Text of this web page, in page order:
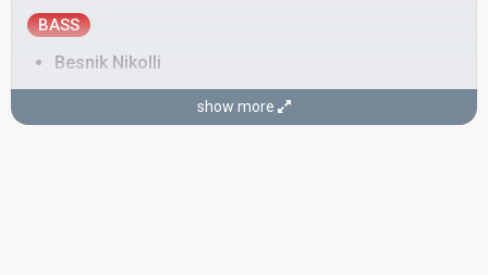
BASS
Besnik Nikolli
show more